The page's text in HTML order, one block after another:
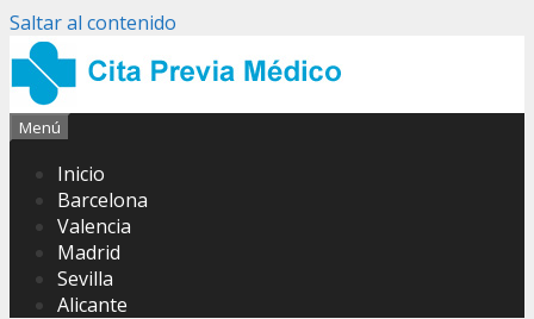
Saltar al contenido
Menú
Inicio
Barcelona
Valencia
Madrid
Sevilla
Alicante